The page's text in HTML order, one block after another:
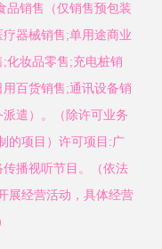
品销售（仅销售预包装
器械销售;单用途商业
化妆品零售;充电桩销
百货销售;通讯设备销
遣）。（除许可业务
的项目）许可项目:广
播视听节目。（依法
展经营活动，具体经营